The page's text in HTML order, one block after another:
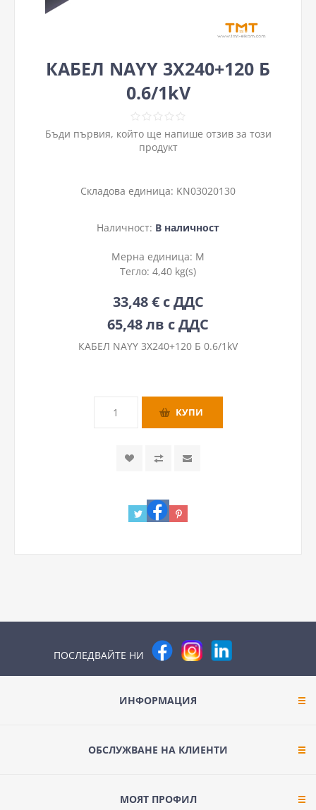
КАБЕЛ NAYY 3Х240+120 Б
0.6/1kV
Бъди първия, който ще напише отзив за този
продукт
Складова единица: KN03020130
Наличност: В наличност
Мерна единица: М
Тегло: 4,40 kg(s)
33,48 € с ДДС
65,48 лв с ДДС
КАБЕЛ NAYY 3Х240+120 Б 0.6/1kV
ПОСЛЕДВАЙТЕ НИ
ИНФОРМАЦИЯ
ОБСЛУЖВАНЕ НА КЛИЕНТИ
МОЯТ ПРОФИЛ